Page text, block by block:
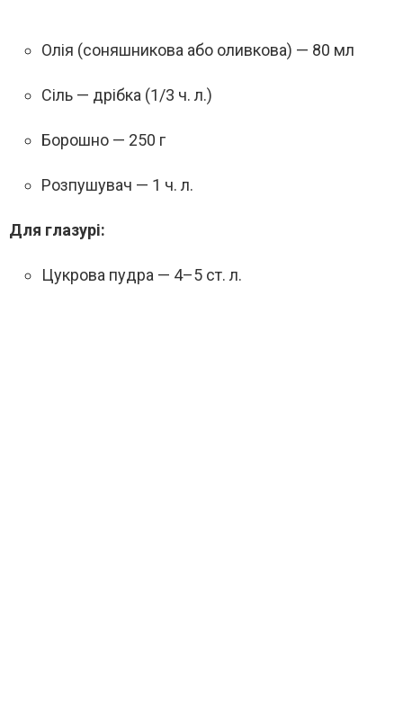
Олія (соняшникова або оливкова) — 80 мл
Сіль — дрібка (1/3 ч. л.)
Борошно — 250 г
Розпушувач — 1 ч. л.
Для глазурі:
Цукрова пудра — 4–5 ст. л.